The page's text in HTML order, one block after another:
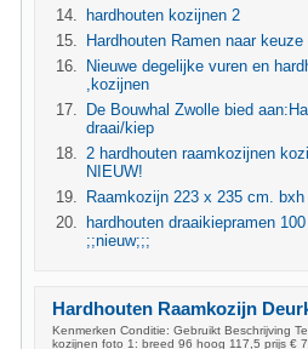
hardhouten kozijnen 2
Hardhouten Ramen naar keuze
Nieuwe degelijke vuren en
,kozijnen
De Bouwhal Zwolle bied
draai/kiep
2 hardhouten raamkozijnen
NIEUW!
Raamkozijn 223 x 235 cm.
hardhouten draaikiepramen
;;nieuw;;;
Hardhouten Raamkozijn
Kenmerken Conditie: Gebruikt Beschrijving
kozijnen foto 1: breed 96 hoog 117,5 prijs €